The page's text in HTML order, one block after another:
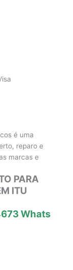
é uma
reparo e
marcas e
PARA
ITU
Whats